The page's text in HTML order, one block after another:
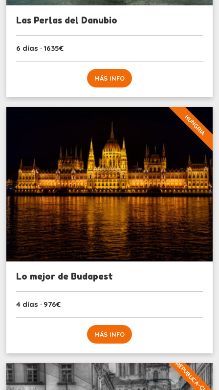
Las Perlas del Danubio
6 días · 1635€
MÁS INFO
HUNGRIA
Lo mejor de Budapest
4 días · 976€
MÁS INFO
REPUBLICA-CHECA